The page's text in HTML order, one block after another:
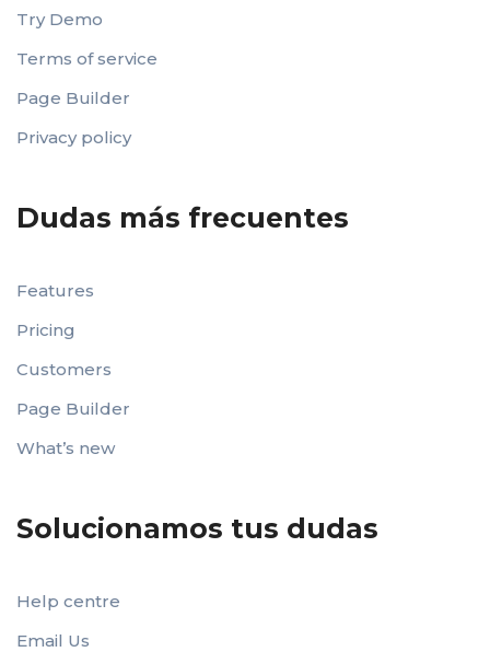
Try Demo
Terms of service
Page Builder
Privacy policy
Dudas más frecuentes
Features
Pricing
Customers
Page Builder
What’s new
Solucionamos tus dudas
Help centre
Email Us